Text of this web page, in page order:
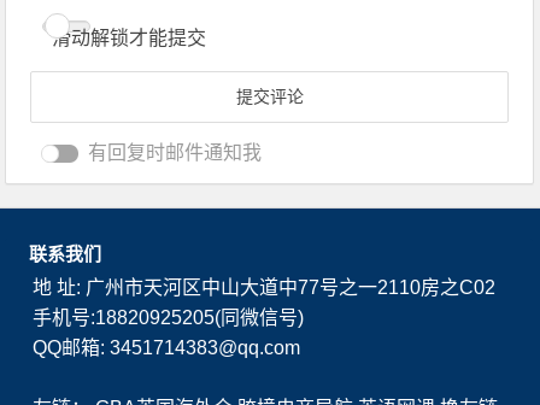
滑动解锁才能提交
有回复时邮件通知我
联系我们
地 址: 广州市天河区中山大道中77号之一2110房之C02
手机号:18820925205(同微信号)
QQ邮箱: 3451714383@qq.com